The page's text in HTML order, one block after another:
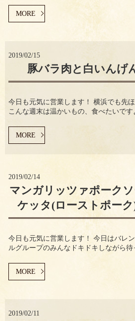
MORE
2019/02/15
豚バラ肉と白いんげ
今日も元気に営業します！ 横浜でも先
こんな週末は温かいもの、食べたいで
MORE
2019/02/14
マンガリッツァポーク
ケッタ(ローストポー
今日も元気に営業します！ 今日はバレ
ルグループのみんなドキドキしながら
MORE
2019/02/11